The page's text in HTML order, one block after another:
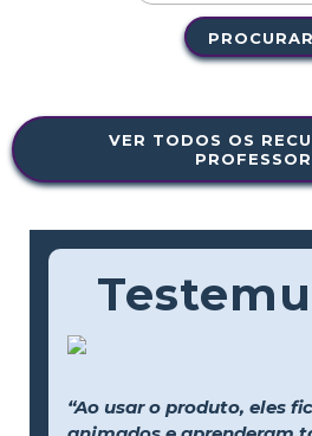
PROCURAR
VER TODOS OS
“Ao usar o produto, eles